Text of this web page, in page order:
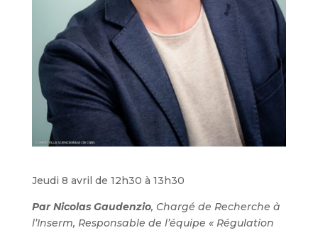
Jeudi 8 avril de 12h30 à 13h30
ParNicolas Gaudenzio, Chargé de Recherche à
l’Inserm, Responsable de l’équipe « Régulation